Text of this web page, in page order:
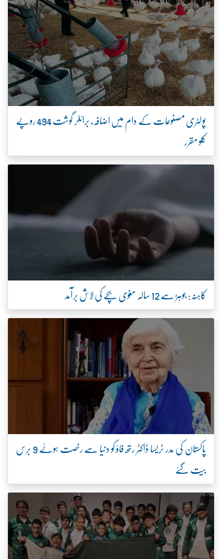
پولٹری مصنوعات کے دام میں اضافہ، برائلر گوشت 494 روپے
کلو مقرر
کاہنہ: جوہڑ سے 12 سالہ مغوی بچے کی لاش برآمد
پاکستان کی مدر ٹریسا ڈاکٹر رتھ فاؤ کو دنیا سے رخصت ہوئے 9 برس
بیت گئے